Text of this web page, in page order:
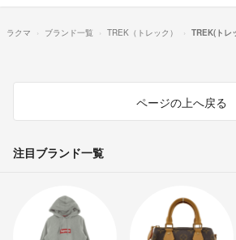
ラクマ ブランド一覧 TREK（トレック） TREK(トレ
ページの上へ戻る
注目ブランド一覧